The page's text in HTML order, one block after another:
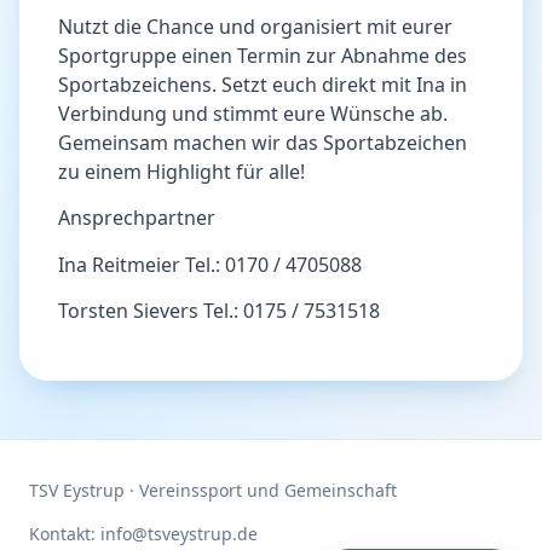
Nutzt die Chance und organisiert mit eurer
Sportgruppe einen Termin zur Abnahme des
Sportabzeichens. Setzt euch direkt mit Ina in
Verbindung und stimmt eure Wünsche ab.
Gemeinsam machen wir das Sportabzeichen
zu einem Highlight für alle!
Ansprechpartner
Ina Reitmeier Tel.: 0170 / 4705088
Torsten Sievers Tel.: 0175 / 7531518
TSV Eystrup · Vereinssport und Gemeinschaft
Kontakt: info@tsveystrup.de